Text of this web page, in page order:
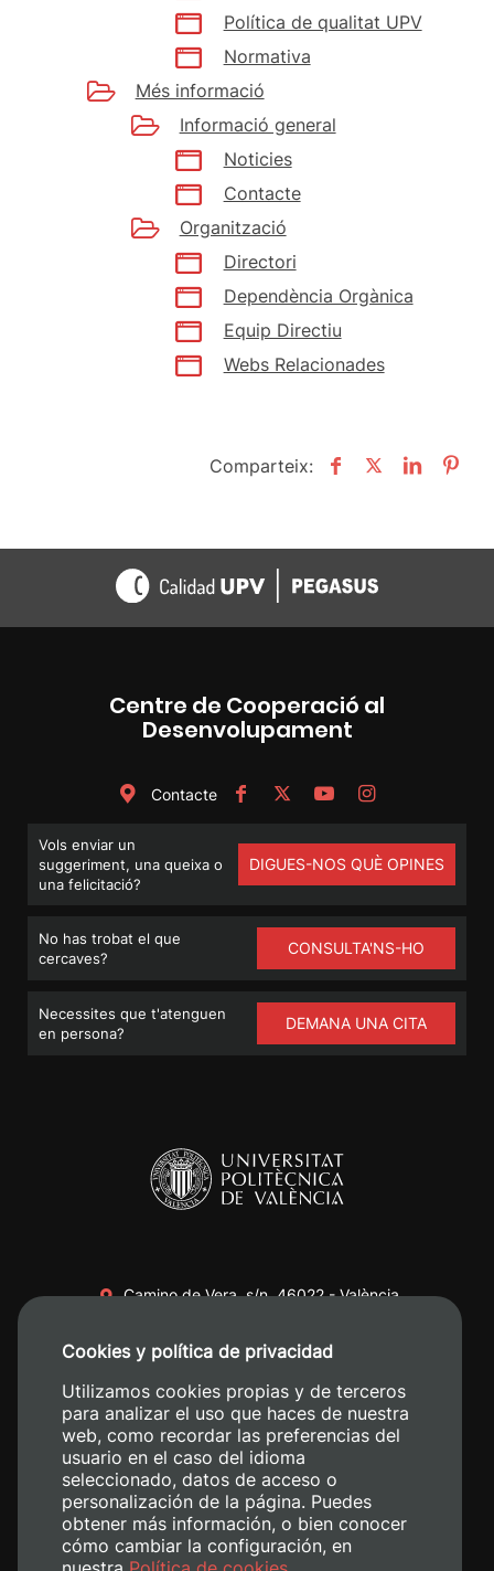
Política de qualitat UPV
Normativa
Més informació
Informació general
Noticies
Contacte
Organització
Directori
Dependència Orgànica
Equip Directiu
Webs Relacionades
Comparteix:
Centre de Cooperació al
Desenvolupament
Contacte
Vols enviar un
suggeriment, una queixa o
una felicitació?
DIGUES-NOS QUÈ OPINES
No has trobat el que
cercaves?
CONSULTA'NS-HO
Necessites que t'atenguen
en persona?
DEMANA UNA CITA
Camino de Vera, s/n. 46022 - València
+34 620 04 00 50
Cookies y política de privacidad
Utilizamos cookies propias y de terceros
para analizar el uso que haces de nuestra
web, como recordar las preferencias del
usuario en el caso del idioma
seleccionado, datos de acceso o
personalización de la página. Puedes
obtener más información, o bien conocer
cómo cambiar la configuración, en